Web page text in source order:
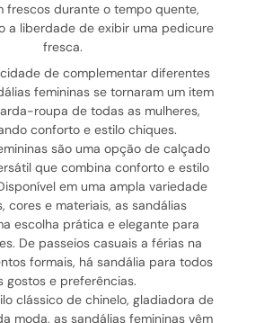
frescos durante o tempo quente,
a liberdade de exibir uma pedicure
fresca.
de complementar diferentes
femininas se tornaram um item
roupa de todas as mulheres,
conforto e estilo chiques.
são uma opção de calçado
que combina conforto e estilo
em uma ampla variedade
cores e materiais, as sandálias
escolha prática e elegante para
De passeios casuais a férias na
formais, há sandália para todos
gostos e preferências.
clássico de chinelo, gladiadora de
moda, as sandálias femininas vêm